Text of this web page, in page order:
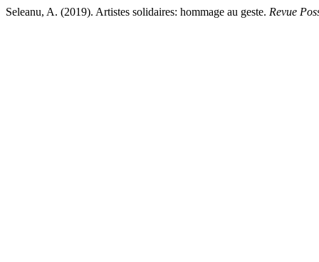
Seleanu, A. (2019). Artistes solidaires: hommage au geste. Revue